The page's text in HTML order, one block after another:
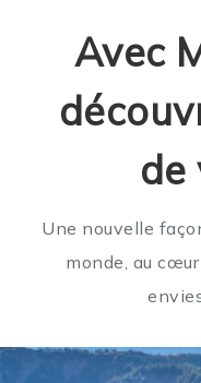
Avec
de
Une nouvelle
monde, au